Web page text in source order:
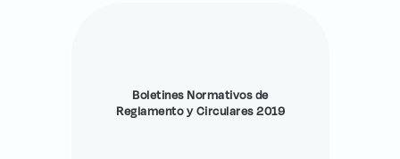
Boletines Normativos de
Reglamento y Circulares 2019